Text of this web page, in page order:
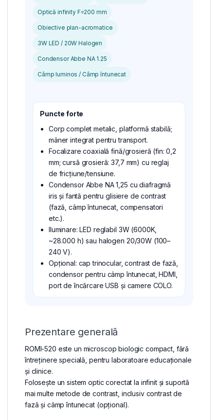
Optică infinity F=200 mm
Obiective plan-acromatice
3W LED / 20W Halogen
Condensor Abbe NA 1.25
Câmp luminos / Câmp întunecat
Puncte forte
Corp complet metalic, platformă stabilă;
mâner integrat pentru transport.
Focalizare coaxială fină/grosieră (fin: 0,2
mm; cursă grosieră: 37,7 mm) cu reglaj
de fricțiune/tensiune.
Condensor Abbe NA 1,25 cu diafragmă
iris și fantă pentru glisiere de contrast
(fază, câmp întunecat, compensatori
etc.).
Iluminare: LED reglabil 3W (6000K,
~28.000 h) sau halogen 20/30W (100–
240 V).
Opțional: cap trinocular, contrast de fază,
condensor pentru câmp întunecat, HDMI,
port de încărcare USB și camere COLO.
Prezentare generală
ROMI-520 este un microscop biologic compact, fără
întreținere specială, pentru laboratoare educaționale
și clinice.
Folosește un sistem optic corectat la infinit și suportă
mai multe metode de contrast, inclusiv contrast de
fază și câmp întunecat (opțional).